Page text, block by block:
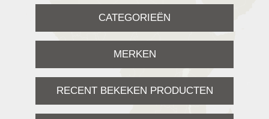
CATEGORIEËN
MERKEN
RECENT BEKEKEN PRODUCTEN